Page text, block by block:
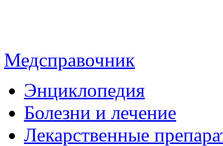
Медсправочник
Энциклопедия
Болезни и лечение
Лекарственные